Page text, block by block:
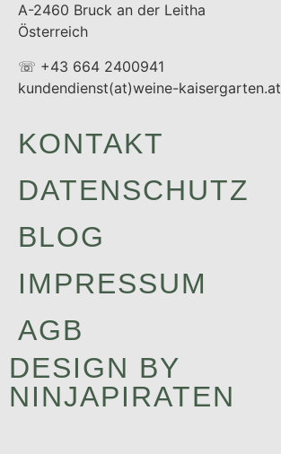
A-2460 Bruck an der Leitha
Österreich
☏ +43 664 2400941
kundendienst(at)weine-kaisergarten.at
KONTAKT
DATENSCHUTZ
BLOG
IMPRESSUM
AGB
DESIGN BY
NINJAPIRATEN